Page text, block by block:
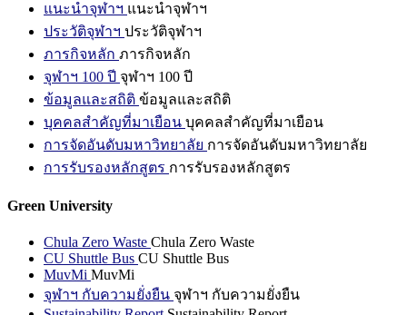
แนะนำจุฬาฯ แนะนำจุฬาฯ
ประวัติจุฬาฯ ประวัติจุฬาฯ
ภารกิจหลัก ภารกิจหลัก
จุฬาฯ 100 ปี จุฬาฯ 100 ปี
ข้อมูลและสถิติ ข้อมูลและสถิติ
บุคคลสำคัญที่มาเยือน บุคคลสำคัญที่มาเยือน
การจัดอันดับมหาวิทยาลัย การจัดอันดับมหาวิทยาลัย
การรับรองหลักสูตร การรับรองหลักสูตร
Green University
Chula Zero Waste Chula Zero Waste
CU Shuttle Bus CU Shuttle Bus
MuvMi MuvMi
จุฬาฯ กับความยั่งยืน จุฬาฯ กับความยั่งยืน